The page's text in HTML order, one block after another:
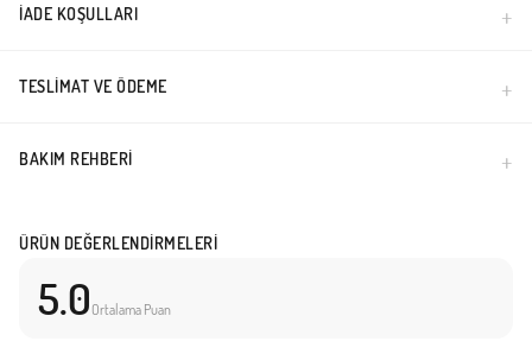
İADE KOŞULLARI
TESLIMAT VE ÖDEME
BAKIM REHBERI
ÜRÜN DEĞERLENDIRMELERI
5.0 Ortalama Puan